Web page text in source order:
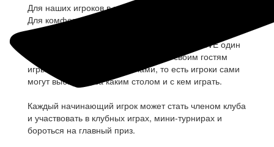
Для наших игроков в клубе:
Для комфорта начинающих и опытных игроков в
клубе предусмотрена игра за разными столами в
зависимости от опыта игрока. Клуб MafiaDRIVE один
из немногих, кто может предложить своим гостям
игры в один вечер за 6 столами, то есть игроки сами
могут выбирать, за каким столом и с кем играть.
Каждый начинающий игрок может стать членом клуба
и участвовать в клубных играх, мини-турнирах и
бороться на главный приз.